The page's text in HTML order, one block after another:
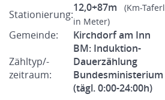
Stationierung:
12,0+87m
(Km-
in Meter)
Gemeinde: Kirchdorf am Inn
Zähltyp/-
zeitraum:
BM: Induktion-
Dauerzählung
Bundesministerium
(tägl. 0:00-24:00h)